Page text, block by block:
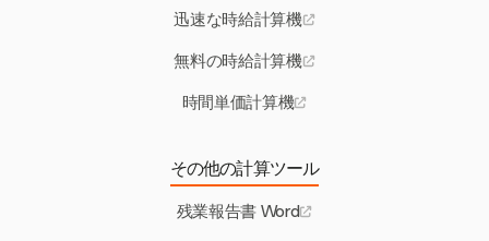
迅速な時給計算機
無料の時給計算機
時間単価計算機
その他の計算ツール
残業報告書 Word